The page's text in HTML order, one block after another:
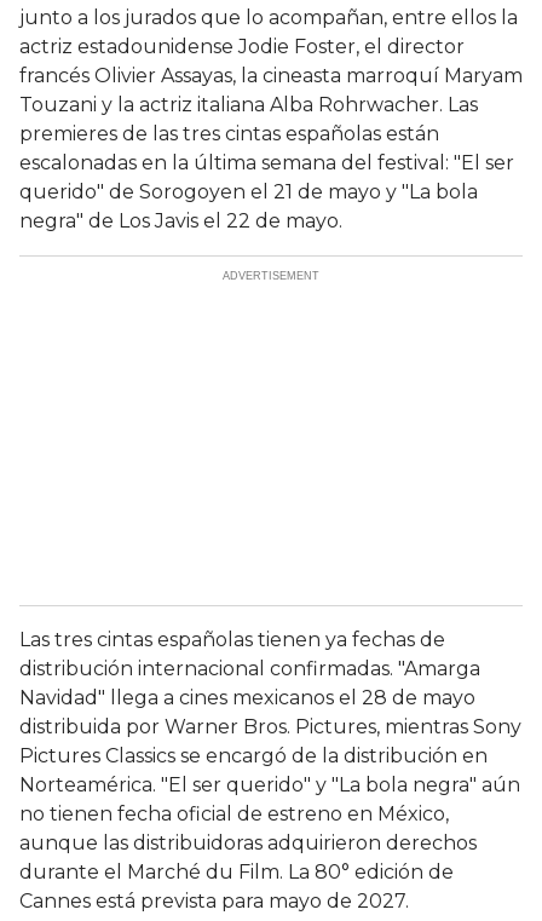
junto a los jurados que lo acompañan, entre ellos la
actriz estadounidense Jodie Foster, el director
francés Olivier Assayas, la cineasta marroquí Maryam
Touzani y la actriz italiana Alba Rohrwacher. Las
premieres de las tres cintas españolas están
escalonadas en la última semana del festival: "El ser
querido" de Sorogoyen el 21 de mayo y "La bola
negra" de Los Javis el 22 de mayo.
Las tres cintas españolas tienen ya fechas de
distribución internacional confirmadas. "Amarga
Navidad" llega a cines mexicanos el 28 de mayo
distribuida por Warner Bros. Pictures, mientras Sony
Pictures Classics se encargó de la distribución en
Norteamérica. "El ser querido" y "La bola negra" aún
no tienen fecha oficial de estreno en México,
aunque las distribuidoras adquirieron derechos
durante el Marché du Film. La 80° edición de
Cannes está prevista para mayo de 2027.